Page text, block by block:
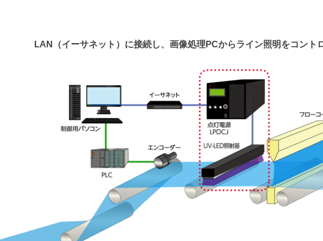
LAN（イーサネット）に接続し、画像処理PCからライン照明をコント